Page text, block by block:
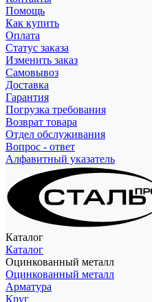
Помощь
Как купить
Оплата
Статус заказа
Изменить заказ
Самовывоз
Доставка
Гарантия
Погрузка требования
Возврат товара
Отдел обслуживания
Вопрос - ответ
Алфавитный указатель
Каталог
Каталог
Оцинкованный металл
Оцинкованный металл
Арматура
Круг